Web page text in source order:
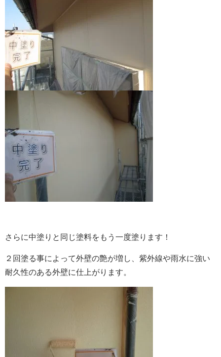
さらに中塗りと同じ塗料をもう一度塗ります！
２回塗る事によって外壁の艶が増し、紫外線や雨水に強い
耐久性のある外壁に仕上がります。